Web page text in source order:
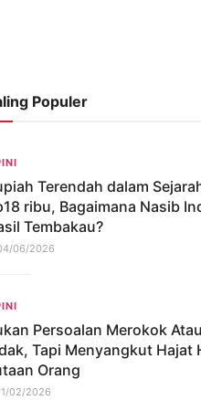
Populer
Terendah dalam
ribu, Bagaimana Nasib
Tembakau?
06/2026
Persoalan Merokok Atau
Tapi Menyangkut Hajat
Orang
02/2026